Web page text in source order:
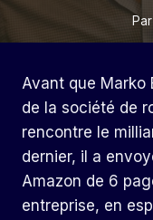
Par
Avant que Marko
de la société de
rencontre le
dernier, il a
Amazon de 6
entreprise, en